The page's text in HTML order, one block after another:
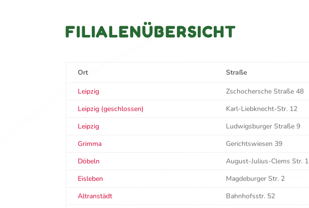
FILIALENÜBERSICHT
Ort Straße
Leipzig Zschochersche Straße 48
Leipzig (geschlossen)
Karl-Liebknecht-Str. 12
Leipzig
Ludwigsburger Straße 9
Grimma
Gerichtswiesen 39
Döbeln
August-Julius-Clems Str. 1
Eisleben
Magdeburger Str. 2
Altranstädt
Bahnhofsstr. 52